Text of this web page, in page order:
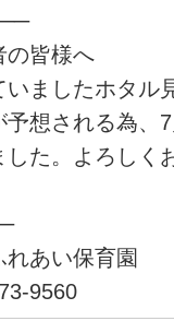
の皆様へ
いましたホタル
予想される為、
た。よろしく
あい保育園
9560